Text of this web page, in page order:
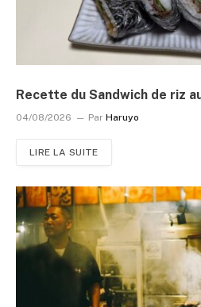
Recette du Sandwich de riz
04/08/2026 Par Haruyo
LIRE LA SUITE